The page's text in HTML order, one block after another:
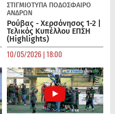
ΣΤΙΓΜΙΟΤΥΠΑ ΠΟΔΌΣΦΑΙΡΟ
ΑΝΔΡΏΝ
Ρούβας - Χερσόνησος 1-2 |
Τελικός Κυπέλλου ΕΠΣΗ
(Highlights)
10/05/2026 | 18:00